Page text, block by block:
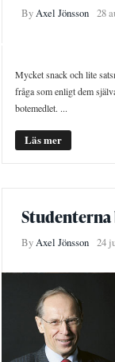
ByAxel Jönsson 28
Mycket snack och lite
fråga som enligt dem
botemedlet. ...
Läs mer
ByAxel Jönsson 24